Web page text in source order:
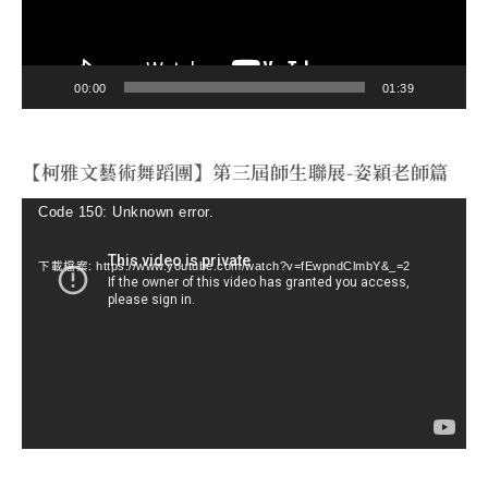
00:00 01:39
【柯雅文藝術舞蹈團】第三屆師生聯展-姿穎老師篇
視Code 150: Unknown error.
下載檔案: https://www.youtube.com/watch?v=fEwpndClmbY&_=2